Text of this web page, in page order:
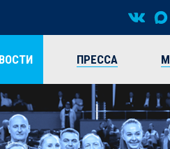
ПРЕССА